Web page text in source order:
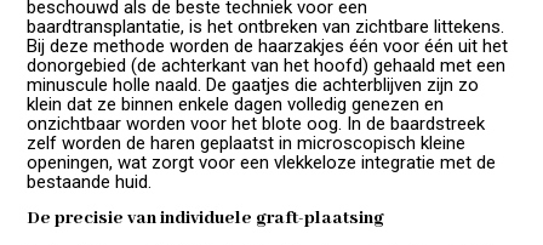
beschouwd als de beste techniek voor een
baardtransplantatie, is het ontbreken van zichtbare littekens.
Bij deze methode worden de haarzakjes één voor één uit het
donorgebied (de achterkant van het hoofd) gehaald met een
minuscule holle naald. De gaatjes die achterblijven zijn zo
klein dat ze binnen enkele dagen volledig genezen en
onzichtbaar worden voor het blote oog. In de baardstreek
zelf worden de haren geplaatst in microscopisch kleine
openingen, wat zorgt voor een vlekkeloze integratie met de
bestaande huid.
De precisie van individuele graft-plaatsing